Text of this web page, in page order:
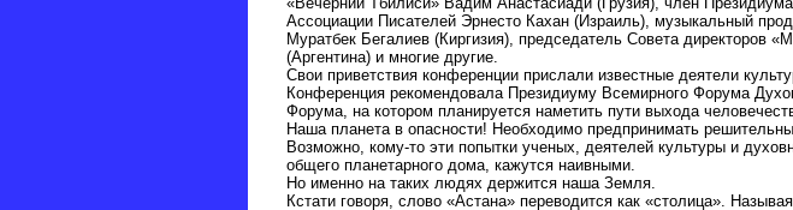
Ассоциации Писателей Эрнесто Кахан (Израиль), музыкальный
Муратбек Бегалиев (Киргизия), председатель Совета директоров
(Аргентина) и многие другие.
Свои приветствия конференции прислали известные деятели
Конференция рекомендовала Президиуму Всемирного Форума
Форума, на котором планируется наметить пути выхода
Наша планета в опасности! Необходимо предпринимать
Возможно, кому-то эти попытки ученых, деятелей культуры и
общего планетарного дома, кажутся наивными.
Но именно на таких людях держится наша Земля.
Кстати говоря, слово «Астана» переводится как «столица».